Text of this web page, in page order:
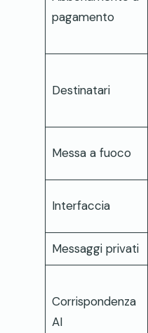
pagamento
Destinatari
Messa a fuoco
Interfaccia
Messaggi privati
Corrispondenza
AI